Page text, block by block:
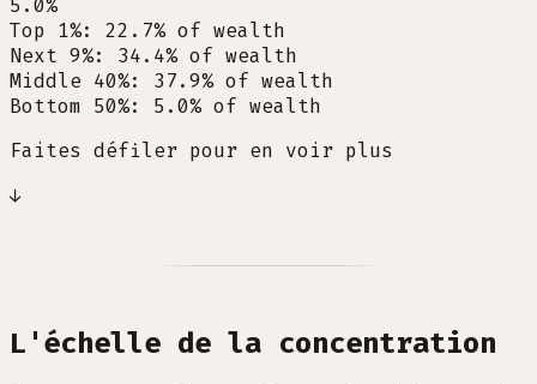
5.0%
Top 1%: 22.7% of wealth
Next 9%: 34.4% of wealth
Middle 40%: 37.9% of wealth
Bottom 50%: 5.0% of wealth
Faites défiler pour en voir plus
↓
L'échelle de la concentration